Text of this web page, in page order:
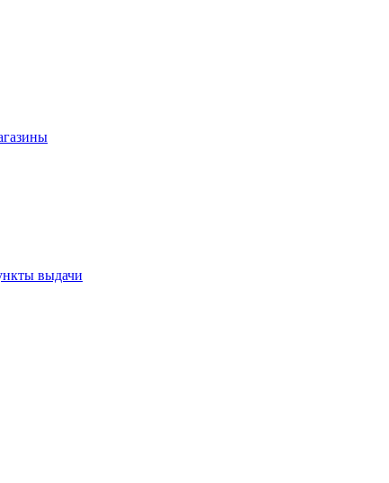
выдачи